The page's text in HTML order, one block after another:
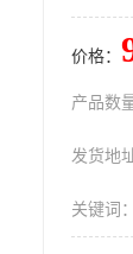
价格：
产品数
发货地
关键词：